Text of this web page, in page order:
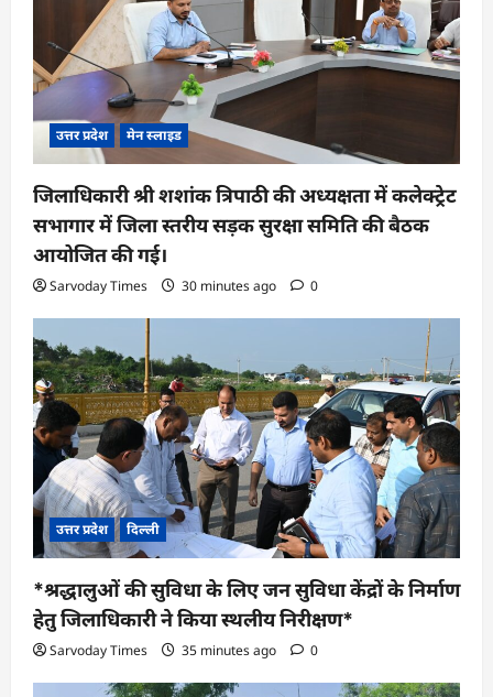
उत्तर प्रदेश मेन स्लाइड
जिलाधिकारी श्री शशांक त्रिपाठी की अध्यक्षता में कलेक्ट्रेट
सभागार में जिला स्तरीय सड़क सुरक्षा समिति की बैठक
आयोजित की गई।
Sarvoday Times 30 minutes ago 0
उत्तर प्रदेश दिल्ली
*श्रद्धालुओं की सुविधा के लिए जन सुविधा केंद्रों के निर्माण
हेतु जिलाधिकारी ने किया स्थलीय निरीक्षण*
Sarvoday Times 35 minutes ago 0